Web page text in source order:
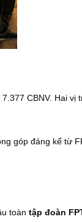
CBNV. Hai vị
góp đáng kể từ
toàn tập đoàn